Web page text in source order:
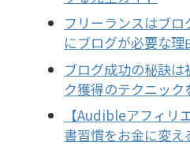
フリーランスはブ
にブログが必要な理
ブログ成功の秘訣
ク獲得のテクニック
【Audibleアフィ
書習慣をお金に変